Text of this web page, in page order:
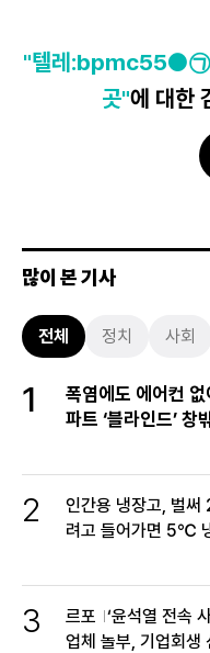
"텔레:bpmc55●㉠
곳"에 대한
많이 본 기사
전체 정치 사회
1
폭염에도 에어컨
파트 ‘블라인드’ 창
2
인간용 냉장고, 벌
려고 들어가면 5℃
3 르포 ‘윤석열 전속
업체 놀부, 기업회생